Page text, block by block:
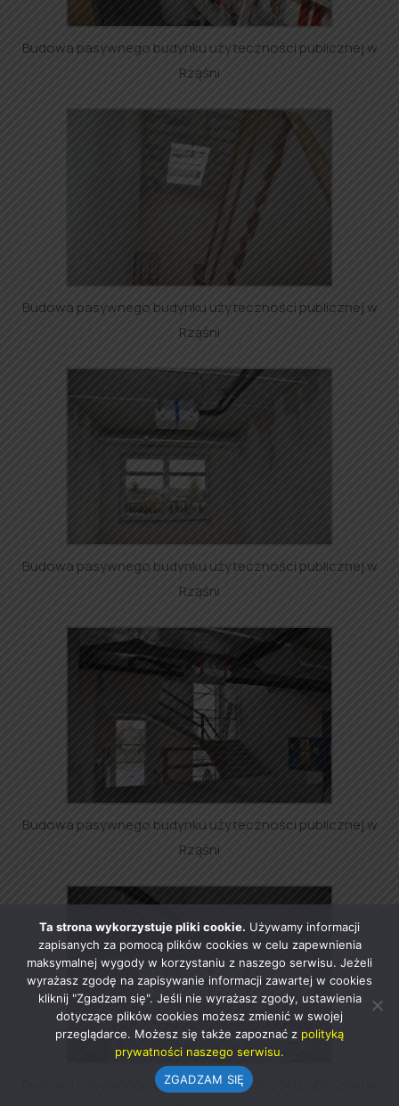
Budowa pasywnego budynku użyteczności publicznej w
Rząśni
Budowa pasywnego budynku użyteczności publicznej w
Rząśni
Budowa pasywnego budynku użyteczności publicznej w
Rząśni
Budowa pasywnego budynku użyteczności publicznej w
Rząśni
Budowa pasywnego budynku użyteczności publicznej w
Ta strona wykorzystuje pliki cookie. Używamy informacji
zapisanych za pomocą plików cookies w celu zapewnienia
maksymalnej wygody w korzystaniu z naszego serwisu. Jeżeli
wyrażasz zgodę na zapisywanie informacji zawartej w cookies
kliknij "Zgadzam się". Jeśli nie wyrażasz zgody, ustawienia
dotyczące plików cookies możesz zmienić w swojej
przeglądarce. Możesz się także zapoznać z polityką
prywatności naszego serwisu.
ZGADZAM SIĘ